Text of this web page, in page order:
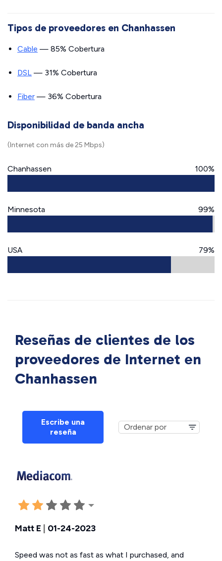
Tipos de proveedores en Chanhassen
Cable — 85% Cobertura
DSL — 31% Cobertura
Fiber — 36% Cobertura
Disponibilidad de banda ancha
(Internet con más de 25 Mbps)
Chanhassen 100%
Minnesota 99%
USA 79%
Reseñas de clientes de los
proveedores de Internet en
Chanhassen
Escribe una
reseña
Matt E 01-24-2023
Speed was not as fast as what I purchased, and